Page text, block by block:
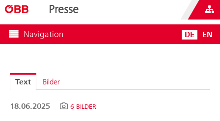
Presse
Navigation DE EN
Text Bilder
18.06.2025 6 BILDER